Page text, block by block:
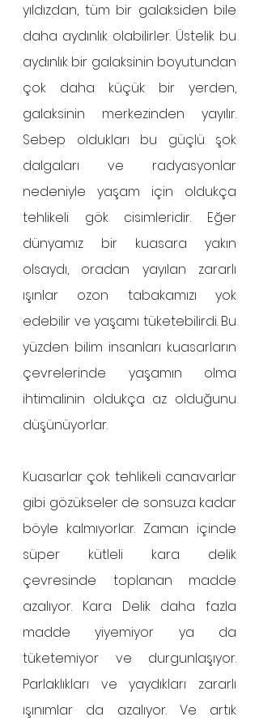
yıldızdan, tüm bir galaksiden bile
daha aydınlık olabilirler. Üstelik bu
aydınlık bir galaksinin boyutundan
çok daha küçük bir yerden,
galaksinin merkezinden yayılır.
Sebep oldukları bu güçlü şok
dalgaları ve radyasyonlar
nedeniyle yaşam için oldukça
tehlikeli gök cisimleridir. Eğer
dünyamız bir kuasara yakın
olsaydı, oradan yayılan zararlı
ışınlar ozon tabakamızı yok
edebilir ve yaşamı tüketebilirdi. Bu
yüzden bilim insanları kuasarların
çevrelerinde yaşamın olma
ihtimalinin oldukça az olduğunu
düşünüyorlar.
Kuasarlar çok tehlikeli canavarlar
gibi gözükseler de sonsuza kadar
böyle kalmıyorlar. Zaman içinde
süper kütleli kara delik
çevresinde toplanan madde
azalıyor. Kara Delik daha fazla
madde yiyemiyor ya da
tüketemiyor ve durgunlaşıyor.
Parlaklıkları ve yaydıkları zararlı
ışınımlar da azalıyor. Ve artık